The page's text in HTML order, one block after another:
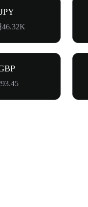
46.32K